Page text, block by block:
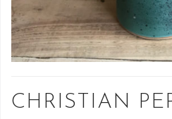
CHRISTIAN